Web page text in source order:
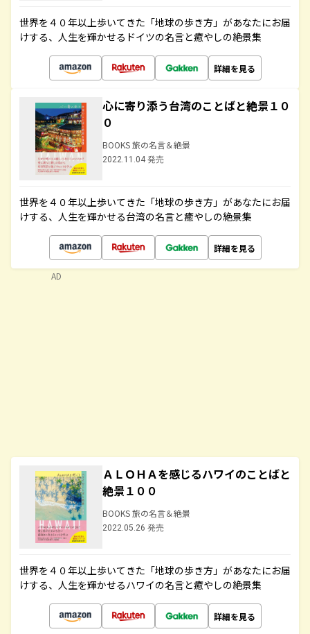
世界を４０年以上歩いてきた「地球の歩き方」があなたにお届
けする、人生を輝かせるドイツの名言と癒やしの絶景集
詳細を見る
心に寄り添う台湾のことばと絶景１０
０
BOOKS 旅の名言＆絶景
2022.11.04 発売
世界を４０年以上歩いてきた「地球の歩き方」があなたにお届
けする、人生を輝かせる台湾の名言と癒やしの絶景集
詳細を見る
ＡＬＯＨＡを感じるハワイのことばと
絶景１００
BOOKS 旅の名言＆絶景
2022.05.26 発売
世界を４０年以上歩いてきた「地球の歩き方」があなたにお届
けする、人生を輝かせるハワイの名言と癒やしの絶景集
詳細を見る
AD